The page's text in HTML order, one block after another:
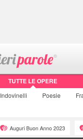
TUTTE LE OPERE
Indovinelli Poesie
Auguri Buon Anno 2023